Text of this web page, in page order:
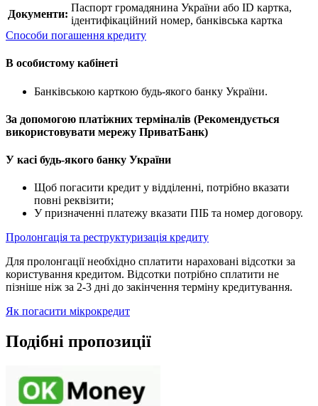
Документи:
Паспорт громадянина України або ID картка,
ідентифікаційний номер, банківська картка
Способи погашення кредиту
В особистому кабінеті
Банківською карткою будь-якого банку України.
За допомогою платіжних терміналів (Рекомендується
використовувати мережу ПриватБанк)
У касі будь-якого банку України
Щоб погасити кредит у відділенні, потрібно вказати
повні реквізити;
У призначенні платежу вказати ПІБ та номер договору.
Пролонгація та реструктуризація кредиту
Для пролонгації необхідно сплатити нараховані відсотки за
користування кредитом. Відсотки потрібно сплатити не
пізніше ніж за 2-3 дні до закінчення терміну кредитування.
Як погасити мікрокредит
Подібні пропозиції